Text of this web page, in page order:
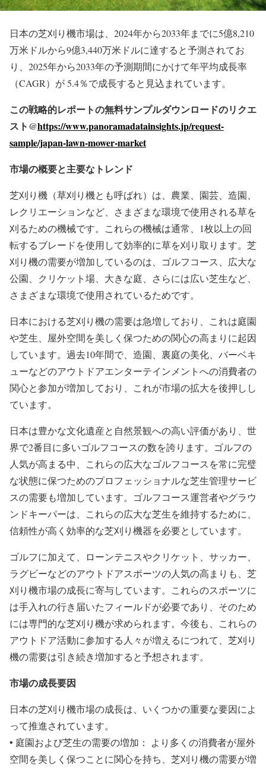
日本の芝刈り機市場は、2024年から2033年までに5億8,210
万米ドルから9億3,440万米ドルに達すると予測されてお
り、2025年から2033年の予測期間にかけて年平均成長率
（CAGR）が 5.4％で成長すると見込まれています。
この戦略的レポートの無料サンプルダウンロードのリクエ
スト@https://www.panoramadatainsights.jp/request-
sample/japan-lawn-mower-market
市場の概要と主要なトレンド
芝刈り機（草刈り機とも呼ばれ）は、農業、園芸、造園、
レクリエーションなど、さまざまな環境で使用される草を
刈るための機械です。これらの機械は通常、1枚以上の回
転するブレードを使用して効率的に草を刈り取ります。芝
刈り機の需要が増加しているのは、ゴルフコース、広大な
公園、クリケット場、大きな庭、さらには広い芝生など、
さまざまな環境で使用されているためです。
日本における芝刈り機の需要は急増しており、これは庭園
や芝生、屋外空間を美しく保つための関心の高まりに起因
しています。過去10年間で、造園、裏庭の美化、バーベキ
ューなどのアウトドアエンターテインメントへの消費者の
関心と参加が増加しており、これが市場の拡大を後押しし
ています。
日本は豊かな文化遺産と自然景観への高い評価があり、世
界で2番目に多いゴルフコースの数を誇ります。ゴルフの
人気が高まる中、これらの広大なゴルフコースを常に完璧
な状態に保つためのプロフェッショナルな芝生管理サービ
スの需要も増加しています。ゴルフコース運営者やグラウ
ンドキーパーは、これらの広大な芝生を維持するために、
信頼性が高く効率的な芝刈り機器を必要としています。
ゴルフに加えて、ローンテニスやクリケット、サッカー、
ラグビーなどのアウトドアスポーツの人気の高まりも、芝
刈り機市場の成長に寄与しています。これらのスポーツに
は手入れの行き届いたフィールドが必要であり、そのため
には専門的な芝刈り機が求められます。今後も、これらの
アウトドア活動に参加する人々が増えるにつれて、芝刈り
機の需要は引き続き増加すると予想されます。
市場の成長要因
日本の芝刈り機市場の成長は、いくつかの重要な要因によ
って推進されています。
• 庭園および芝生の需要の増加： より多くの消費者が屋外
空間を美しく保つことに関心を持ち、芝刈り機の需要が増